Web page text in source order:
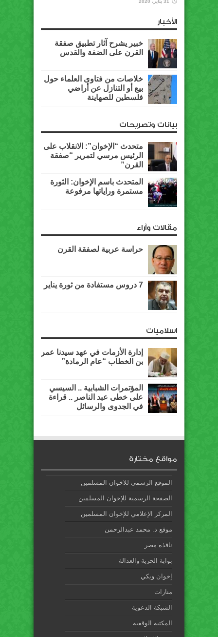
الأخبار
خبير يشرح آثار تطبيق صفقة
القرن على الضفة والقدس
خلاصات من فتاوى العلماء حول
بيع أو التنازل عن أراضي
فلسطين للصهاينة
بيانات وتصريحات
متحدث “الإخوان”: الانقلاب على
الرئيس مرسي لتمرير “صفقة
القرن”
المتحدث باسم الإخوان: الثورة
مستمرة وراياتها مرفوعة
مقالات وآراء
حراسة عربية لصفقة القرن
7 دروس مستفادة من ثورة يناير
اسلاميات
إدارة الأزمات في عهد سيدنا عمر
بن الخطاب “عام الرمادة”
المؤتمرات الشبابية .. السيسي
على خطى عبد الناصر .. قراءة
في الجدوى والرسائل
مواقع مختارة
الموقع الرسمي للاخوان المسلمين
الصفحة الرسمية للإخوان المسلمين
المركز الإعلامي للإخوان المسلمين
موقع د. محمد عبدالرحمن
نافذة مصر
بوابة الحرية والعدالة
إخوان ويكي
منارات
الشبكة الدعوية
المكتبة الوقفية